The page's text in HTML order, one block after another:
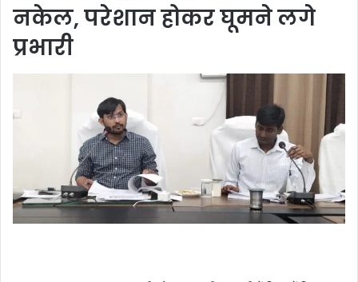
नकेल, परेशान होकर घूमने लगे
प्रभारी